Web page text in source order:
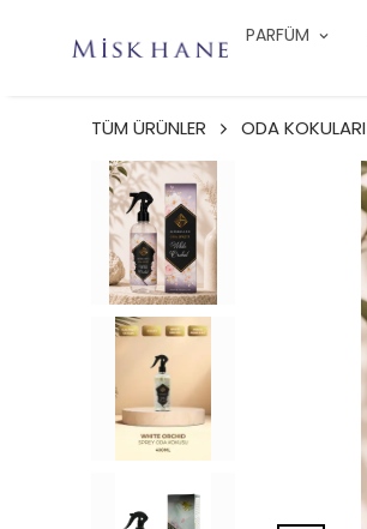
PARFÜM
TÜM ÜRÜNLER ODA KOKULARI